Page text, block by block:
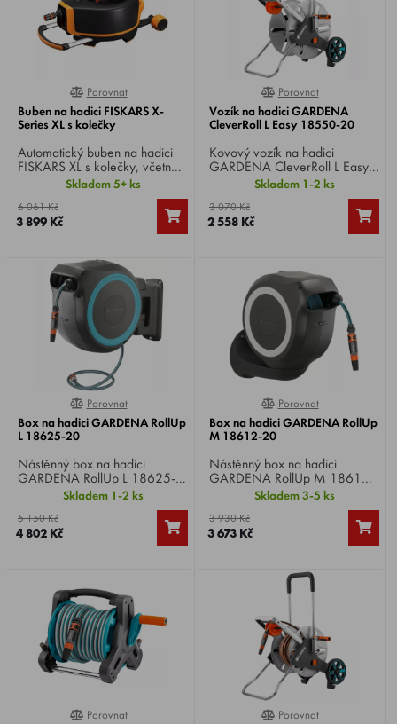
100%
Porovnat
Buben na hadici FISKARS X-
Series XL s kolečky
Automatický buben na hadici
FISKARS XL s kolečky, včetně
hadice o průměru 13 mm
(1/2"), dosah 27 m, veškeré
potřebné vybavení včetně
spojek a zavlažovací koncovky
je prakticky uložené uvnitř
navijáku.
Skladem 5+ ks
6 061 Kč
3 899 Kč
0%
Porovnat
Vozík na hadici GARDENA
CleverRoll L Easy 18550-20
Kovový vozík na hadici
GARDENA CleverRoll L Easy
18550-20, obzvláště stabilní a
pevný vozík na hadici s
pohodlným vedením hadice,
pro úsporné skladování lze
podpěru sklopit, rám zasunout
Skladem 1-2 ks
3 070 Kč
2 558 Kč
0%
Porovnat
Box na hadici GARDENA RollUp
L 18625-20
Nástěnný box na hadici
GARDENA RollUp L 18625-
20 , dodáván s nástěnným
držákem, 30 m dlouhou
zavlažovací hadicí, připojovací
hadicí, všemi požadovanými
rozprašovacího paprsku.
Skladem 1-2 ks
5 150 Kč
4 802 Kč
0%
Porovnat
Box na hadici GARDENA RollUp
M 18612-20
Nástěnný box na hadici
GARDENA RollUp M 18612-
20 , dodáván s nástěnným
držákem, 20 m dlouhou
zavlažovací hadicí, flexibilní
připojovací hadicí, všemi
postřikovačem se dvěma
různými možnostmi
Skladem 3-5 ks
3 930 Kč
3 673 Kč
0%
Porovnat 0%
Porovnat